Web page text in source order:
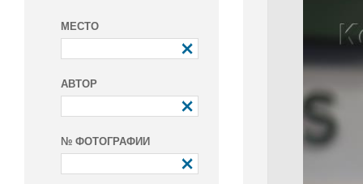
МЕСТО
АВТОР
№ ФОТОГРАФИИ